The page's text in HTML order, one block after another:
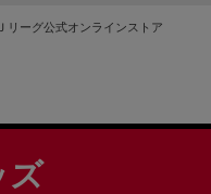
リーグ公式オンラインストア
ズ